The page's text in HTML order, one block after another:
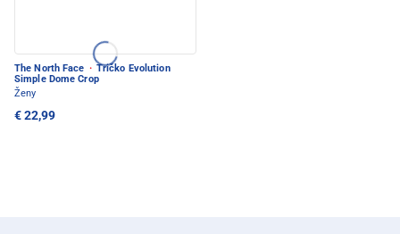
The North Face · Tričko Evolution
Simple Dome Crop
Ženy
€ 22,99